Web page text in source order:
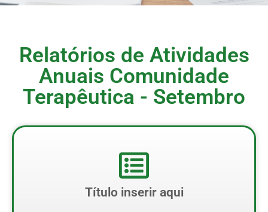
Relatórios de Atividades
Anuais Comunidade
Terapêutica - Setembro
Título inserir aqui